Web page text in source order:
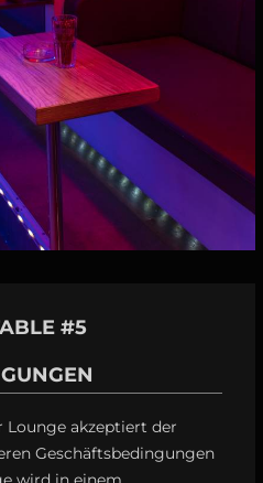
#5
Lounge akzeptiert der
Geschäftsbedingungen